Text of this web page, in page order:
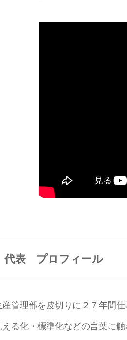
表 プロフィール
産管理部を皮切りに２７年
る化・標準化などの言葉に